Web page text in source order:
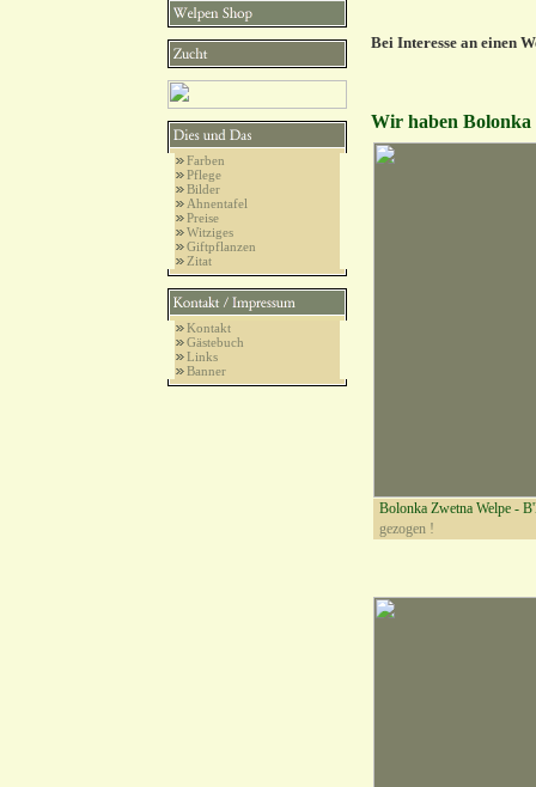
Farben
Pflege
Bilder
Ahnentafel
Preise
Witziges
Giftpflanzen
Zitat
Kontakt
Gästebuch
Links
Banner
Bei Interesse an einen
Wir haben
Bolonka Zwetna Welpe -
gezogen !